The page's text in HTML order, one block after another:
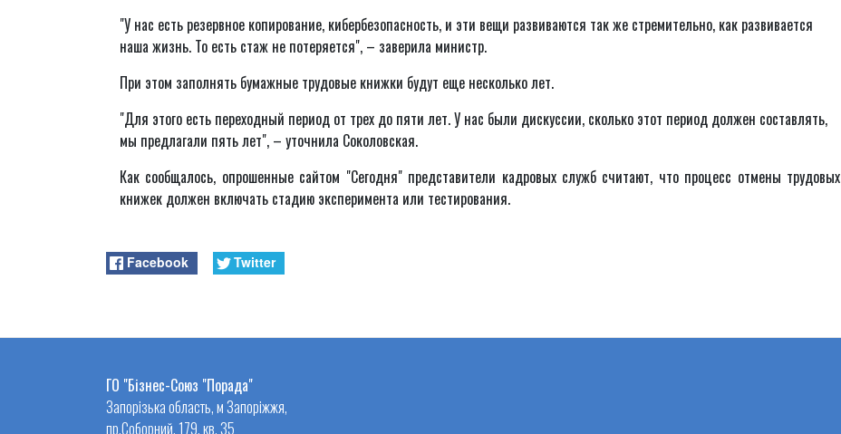
"У нас есть резервное копирование, кибербезопасность, и эти вещи развиваются так же стремительно, как развивается
наша жизнь. То есть стаж не потеряется", – заверила министр.
При этом заполнять бумажные трудовые книжки будут еще несколько лет.
"Для этого есть переходный период от трех до пяти лет. У нас были дискуссии, сколько этот период должен составлять,
мы предлагали пять лет", – уточнила Соколовская.
Как сообщалось, опрошенные сайтом "Сегодня" представители кадровых служб считают, что процесс отмены трудовых
книжек должен включать стадию эксперимента или тестирования.
Facebook Twitter
ГО "Бізнес-Союз "Порада"
Запорізька область, м Запоріжжя,
пр.Соборний, 179, кв. 35